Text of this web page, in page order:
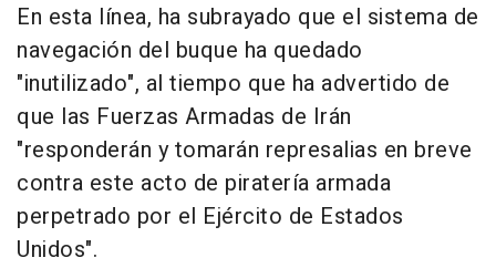
En esta línea, ha subrayado que el sistema de
navegación del buque ha quedado
"inutilizado", al tiempo que ha advertido de
que las Fuerzas Armadas de Irán
"responderán y tomarán represalias en breve
contra este acto de piratería armada
perpetrado por el Ejército de Estados
Unidos".